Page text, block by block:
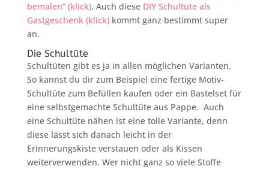
bemalen” (klick). Auch diese DIY Schultüte als
Gastgeschenk (klick)kommt ganz bestimmt super
an.
Die Schultüte
Schultüten gibt es ja in allen möglichen Varianten.
So kannst du dir zum Beispiel eine fertige Motiv-
Schultüte zum Befüllen kaufen oder ein Bastelset für
eine selbstgemachte Schultüte aus Pappe. Auch
eine Schultüte nähen ist eine tolle Variante, denn
diese lässt sich danach leicht in der
Erinnerungskiste verstauen oder als Kissen
weiterverwenden. Wer nicht ganz so viele Stoffe